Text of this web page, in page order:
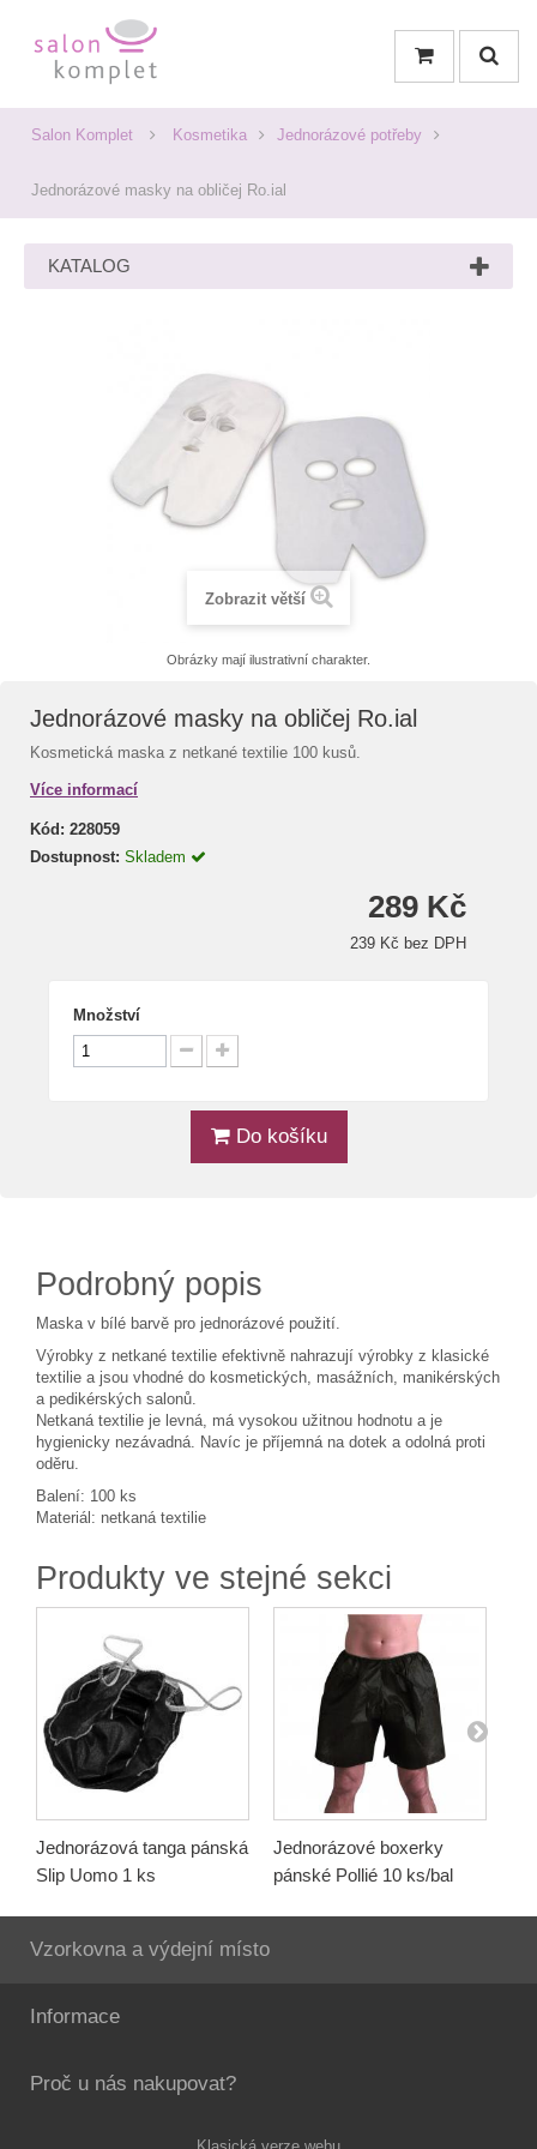
Salon Komplet Kosmetika Jednorázové potřeby
Jednorázové masky na obličej Ro.ial
KATALOG
Zobrazit větší
Obrázky mají ilustrativní charakter.
Jednorázové masky na obličej Ro.ial
Kosmetická maska z netkané textilie 100 kusů.
Více informací
Kód: 228059
Dostupnost: Skladem
289 Kč
239 Kč bez DPH
Množství
Do košíku
Podrobný popis
Maska v bílé barvě pro jednorázové použití.
Výrobky z netkané textilie efektivně nahrazují výrobky z klasické
textilie a jsou vhodné do kosmetických, masážních, manikérských
a pedikérských salonů.
Netkaná textilie je levná, má vysokou užitnou hodnotu a je
hygienicky nezávadná. Navíc je příjemná na dotek a odolná proti
oděru.
Balení: 100 ks
Materiál: netkaná textilie
Produkty ve stejné sekci
Jednorázová tanga pánská
Slip Uomo 1 ks
Jednorázové boxerky
pánské Pollié 10 ks/bal
Vzorkovna a výdejní místo
Informace
Proč u nás nakupovat?